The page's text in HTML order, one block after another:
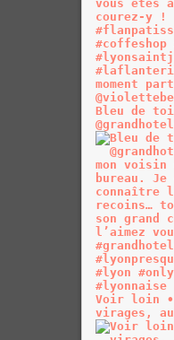
Bleu de
Voir loin •
virages,